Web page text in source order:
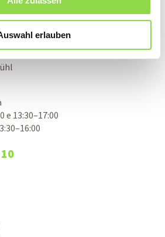
erlauben
d’acquisto elettrico
e 13:30–17:00